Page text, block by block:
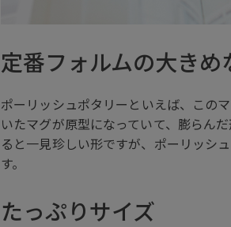
定番フォルムの大きめ
ポーリッシュポタリーといえば、この
いたマグが原型になっていて、膨らん
ると一見珍しい形ですが、ポーリッシ
す。
たっぷりサイズ